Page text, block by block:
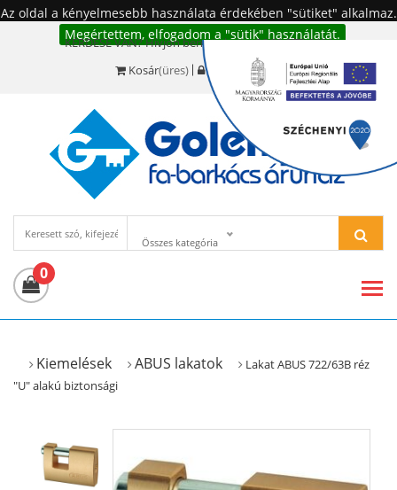
Az oldal a kényelmesebb használata érdekében "sütiket" alkalmaz.
Megértettem, elfogadom a "sütik" használatát.
KÉRDÉSE VAN? Hívjon bennünket!:+36 20 977-6494
Kosár(üres) Bejelentkezés
Összes kategória
0
Kiemelések ABUS lakatok
Lakat ABUS 722/63B réz
"U" alakú biztonsági